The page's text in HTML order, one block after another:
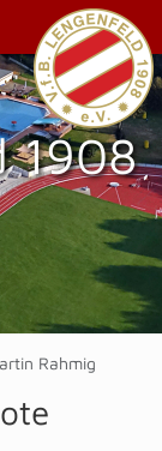
1908
Rahmig